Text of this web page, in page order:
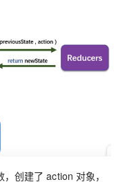
创建了 action 对象，